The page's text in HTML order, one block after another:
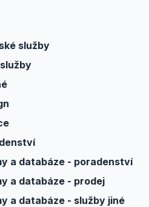
služby
a databáze - poradenství
a databáze - prodej
a databáze - služby jiné